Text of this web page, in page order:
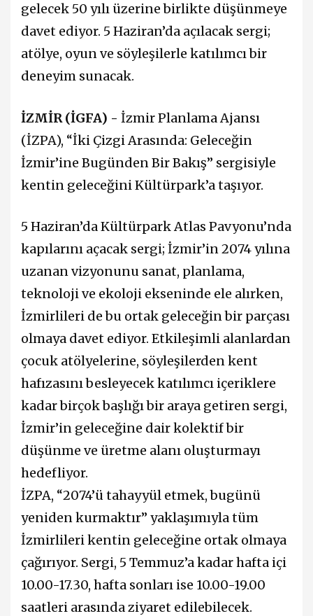
gelecek 50 yılı üzerine birlikte düşünmeye
davet ediyor. 5 Haziran’da açılacak sergi;
atölye, oyun ve söyleşilerle katılımcı bir
deneyim sunacak.
İZMİR (İGFA) - İzmir Planlama Ajansı
(İZPA), “İki Çizgi Arasında: Geleceğin
İzmir’ine Bugünden Bir Bakış” sergisiyle
kentin geleceğini Kültürpark’a taşıyor.
5 Haziran’da Kültürpark Atlas Pavyonu’nda
kapılarını açacak sergi; İzmir’in 2074 yılına
uzanan vizyonunu sanat, planlama,
teknoloji ve ekoloji ekseninde ele alırken,
İzmirlileri de bu ortak geleceğin bir parçası
olmaya davet ediyor. Etkileşimli alanlardan
çocuk atölyelerine, söyleşilerden kent
hafızasını besleyecek katılımcı içeriklere
kadar birçok başlığı bir araya getiren sergi,
İzmir’in geleceğine dair kolektif bir
düşünme ve üretme alanı oluşturmayı
hedefliyor.
İZPA, “2074’ü tahayyül etmek, bugünü
yeniden kurmaktır” yaklaşımıyla tüm
İzmirlileri kentin geleceğine ortak olmaya
çağırıyor. Sergi, 5 Temmuz’a kadar hafta içi
10.00-17.30, hafta sonları ise 10.00-19.00
saatleri arasında ziyaret edilebilecek.